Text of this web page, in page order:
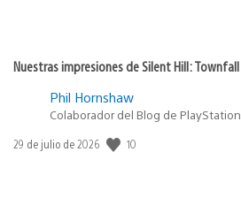
Nuestras impresiones de Silent Hill: Townfall
Phil Hornshaw
Colaborador del Blog de PlayStation
Fecha
29 de julio de 2026 10